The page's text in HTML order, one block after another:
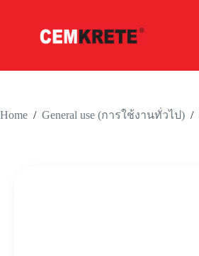
Skip
Home / General use (การใช้งานทั่วไป) /